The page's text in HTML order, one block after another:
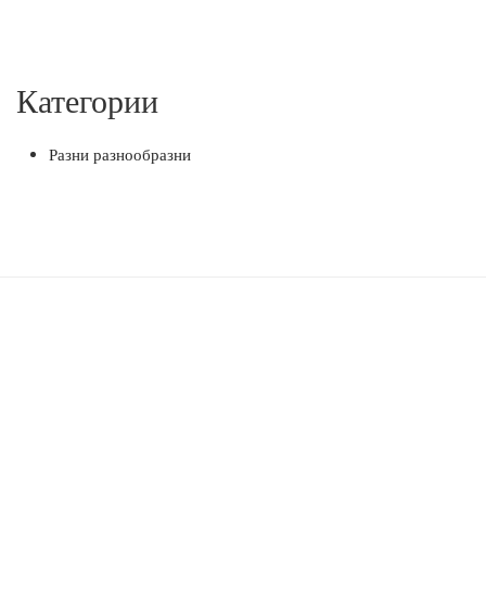
Категории
Разни разнообразни